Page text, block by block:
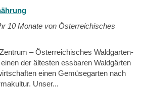
10 Monate von Österreichisches
– Österreichisches Waldgarten-
der ältesten essbaren Waldgärten
einen Gemüsegarten nach
Unser...